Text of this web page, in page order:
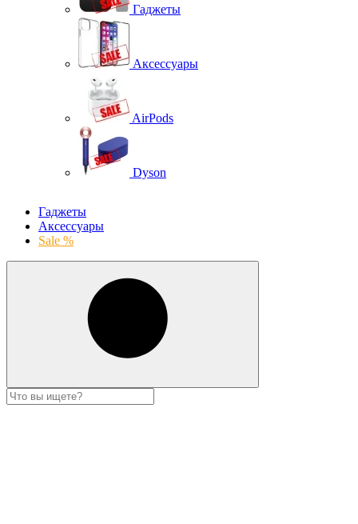
Гаджеты
Аксессуары
AirPods
Dyson
Гаджеты
Аксессуары
Sale %